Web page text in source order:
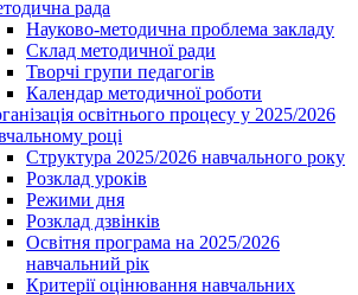
рада
Науково-методична проблема закладу
Склад методичної ради
Творчі групи педагогів
Календар методичної роботи
освітнього процесу у 2025/2026
році
Структура 2025/2026 навчального року
Розклад уроків
Режими дня
Розклад дзвінків
Освітня програма на 2025/2026
навчальний рік
Критерії оцінювання навчальних